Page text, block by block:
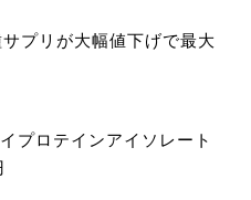
プリが大幅値下げで最大
プロテインアイソレート